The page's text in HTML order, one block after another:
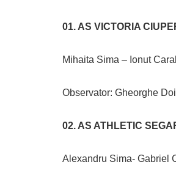
01. AS VICTORIA
Mihaita Sima – Ionut
Observator: Gheorghe
02. AS ATHLETIC
Alexandru Sima- Gabriel